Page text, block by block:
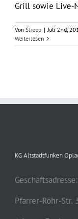
Grill sowie Live-
Von Stropp | Juli 2nd,
Weiterlesen
KG Altstadtfunken
Pfarrer-Röhr-Str.